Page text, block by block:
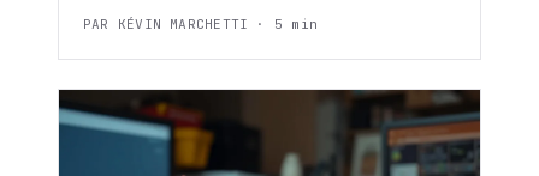
PAR KÉVIN MARCHETTI · 5 min